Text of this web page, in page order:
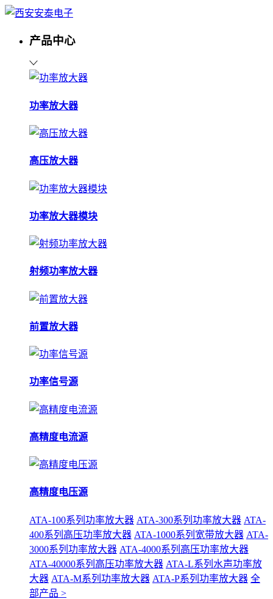
产品中心
功率放大器
高压放大器
功率放大器模块
射频功率放大器
前置放大器
功率信号源
高精度电流源
高精度电压源
ATA-100系列功率放大器 ATA-300系列功率放大器 ATA-
400系列高压功率放大器 ATA-1000系列宽带放大器 ATA-
3000系列功率放大器 ATA-4000系列高压功率放大器
ATA-40000系列高压功率放大器 ATA-L系列水声功率放
大器 ATA-M系列功率放大器 ATA-P系列功率放大器 全
部产品 >